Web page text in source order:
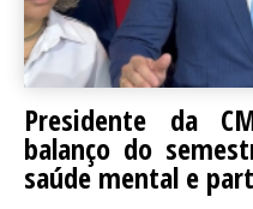
Presidente da
balanço do
saúde mental e